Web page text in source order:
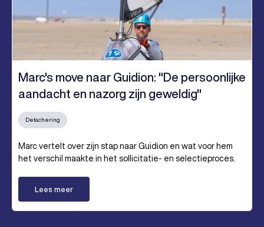
Marc's move naar Guidion: "De persoonlijke
aandacht en nazorg zijn geweldig"
Detachering
Marc vertelt over zijn stap naar Guidion en wat voor hem
het verschil maakte in het sollicitatie- en selectieproces.
Lees meer